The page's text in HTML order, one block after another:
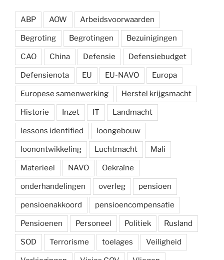
ABP AOW Arbeidsvoorwaarden
Begroting Begrotingen Bezuinigingen
CAO China Defensie Defensiebudget
Defensienota EU EU-NAVO Europa
Europese samenwerking Herstel krijgsmacht
Historie Inzet IT Landmacht
lessons identified loongebouw
loonontwikkeling Luchtmacht Mali
Materieel NAVO Oekraïne
onderhandelingen overleg pensioen
pensioenakkoord pensioencompensatie
Pensioenen Personeel Politiek Rusland
SOD Terrorisme toelages Veiligheid